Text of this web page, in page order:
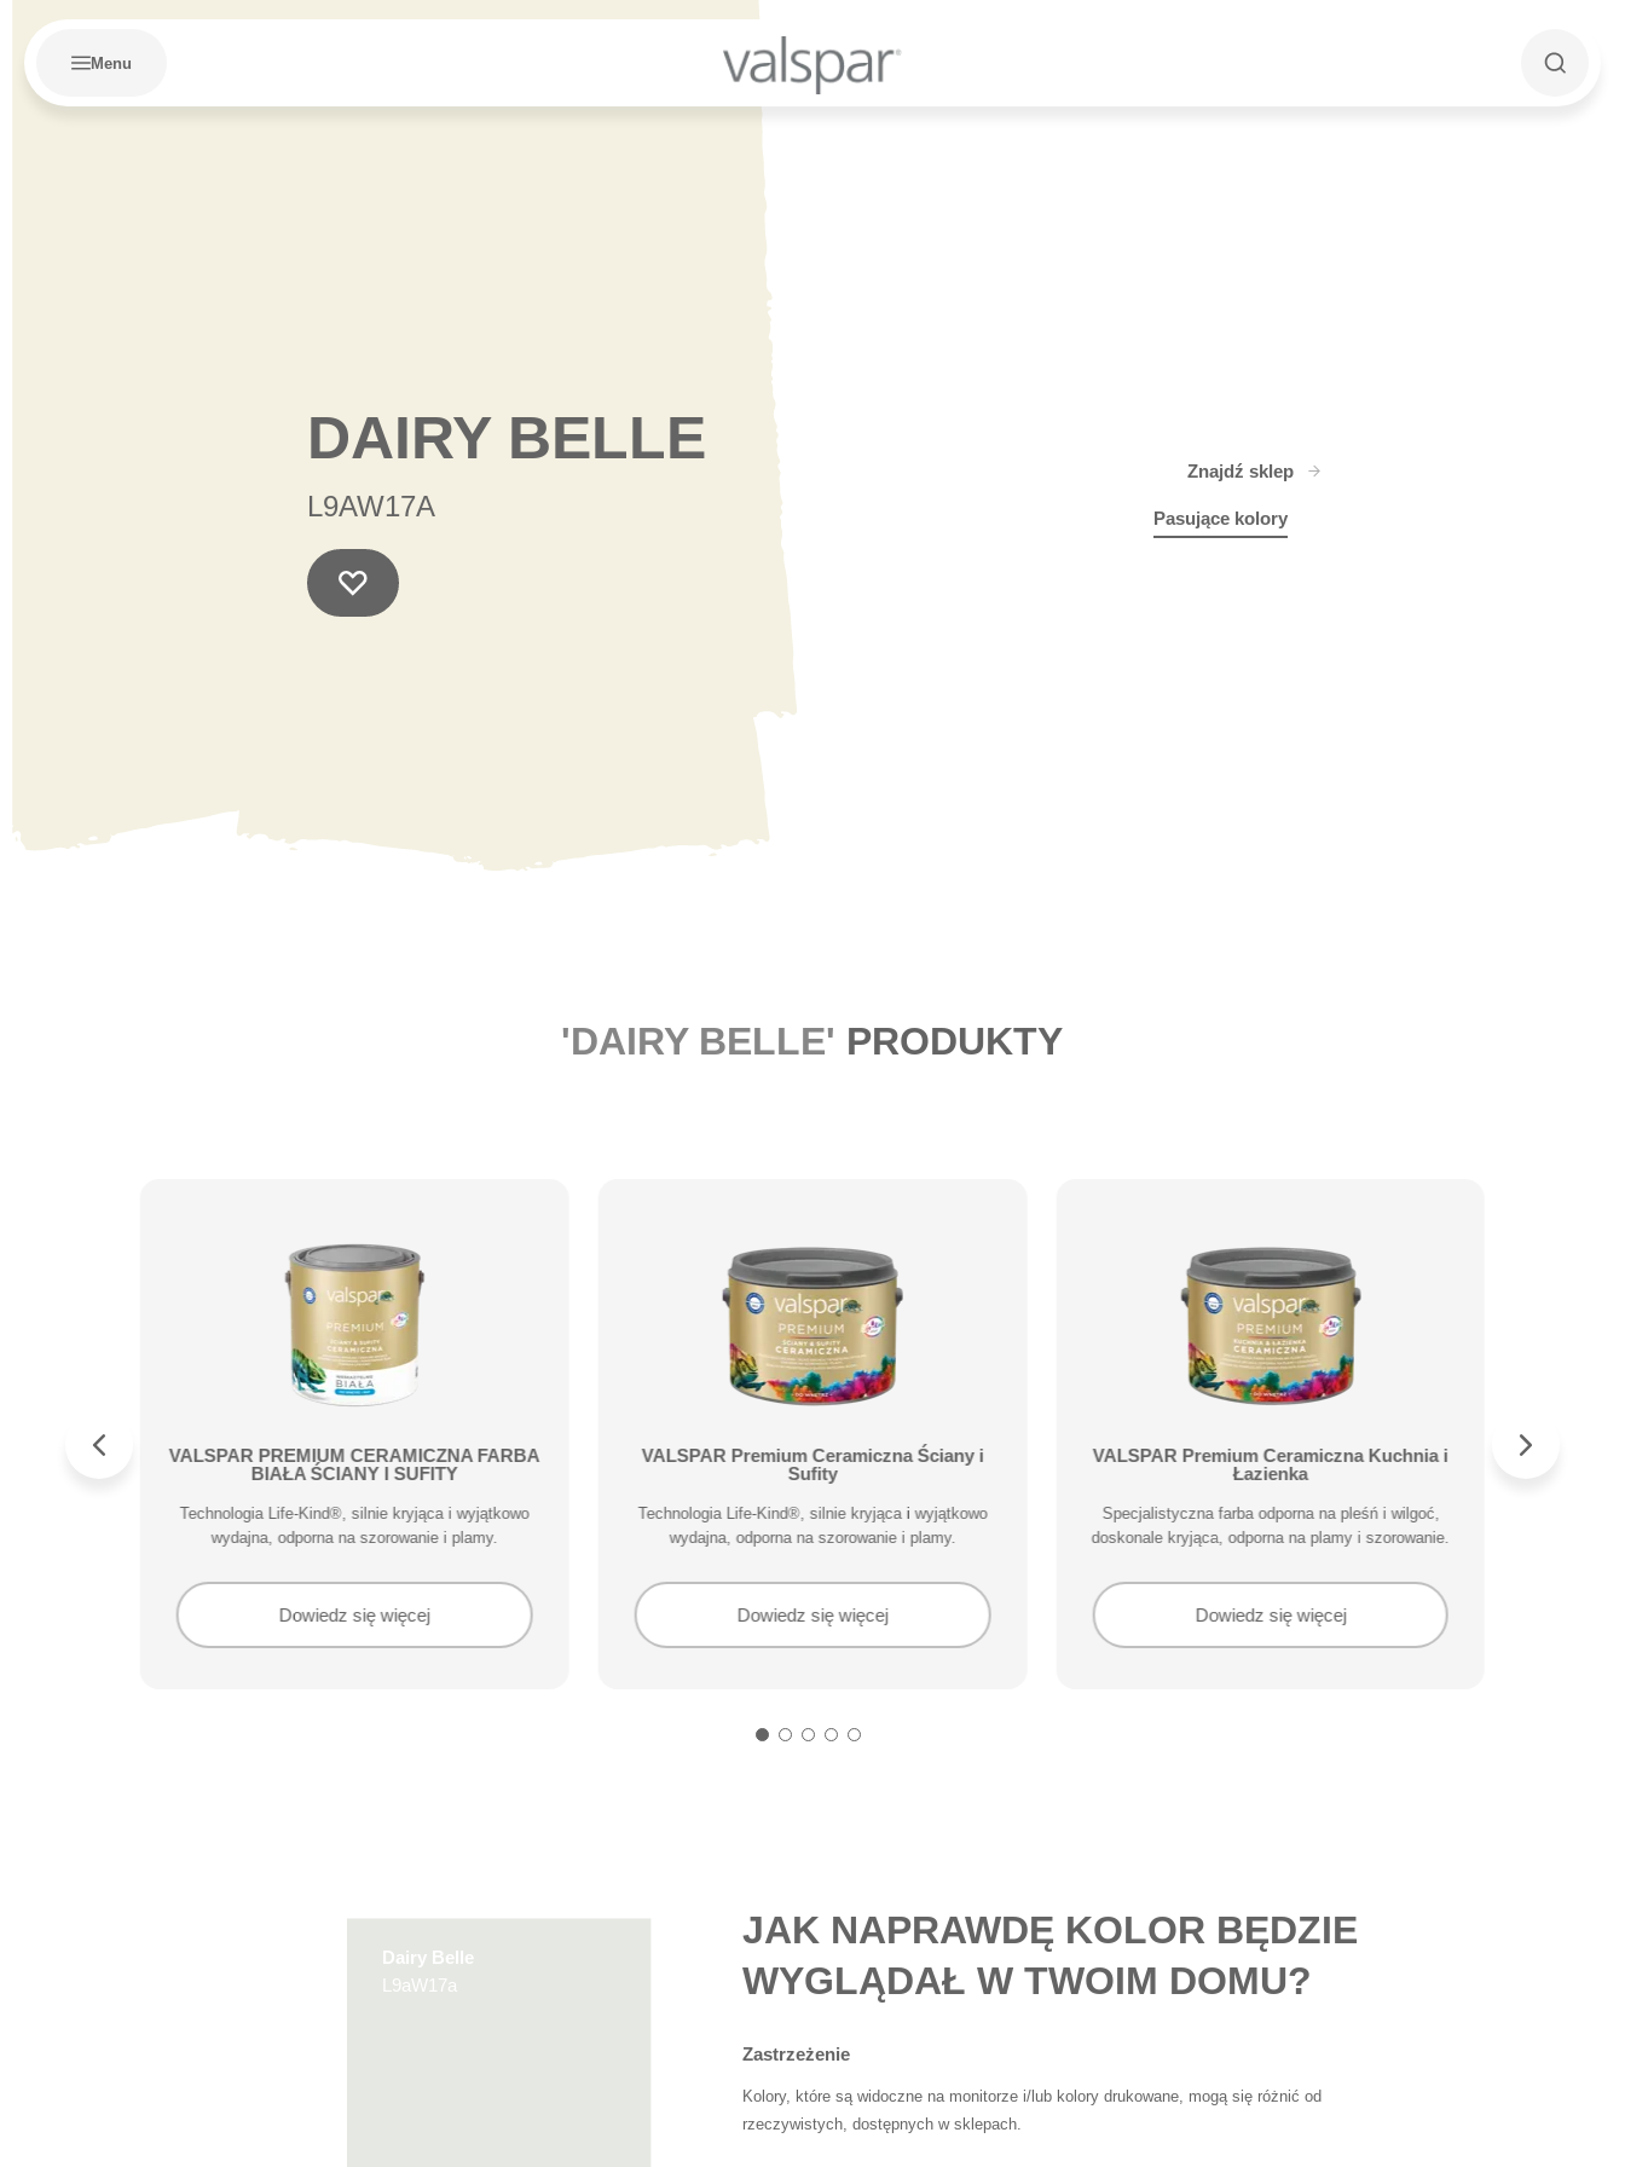
Menu
DAIRY BELLE
L9AW17A
Znajdź sklep
Pasujące kolory
'DAIRY BELLE' PRODUKTY
VALSPAR PREMIUM CERAMICZNA FARBA
BIAŁA ŚCIANY I SUFITY
Technologia Life-Kind®, silnie kryjąca i wyjątkowo
wydajna, odporna na szorowanie i plamy.
Dowiedz się więcej
VALSPAR Premium Ceramiczna Ściany i
Sufity
Technologia Life-Kind®, silnie kryjąca i wyjątkowo
wydajna, odporna na szorowanie i plamy.
Dowiedz się więcej
VALSPAR Premium Ceramiczna Kuchnia i
Łazienka
Specjalistyczna farba odporna na pleśń i wilgoć,
doskonale kryjąca, odporna na plamy i szorowanie.
Dowiedz się więcej
Dairy Belle
L9aW17a
JAK NAPRAWDĘ KOLOR BĘDZIE
WYGLĄDAŁ W TWOIM DOMU?
Zastrzeżenie
Kolory, które są widoczne na monitorze i/lub kolory drukowane, mogą się różnić od
rzeczywistych, dostępnych w sklepach.